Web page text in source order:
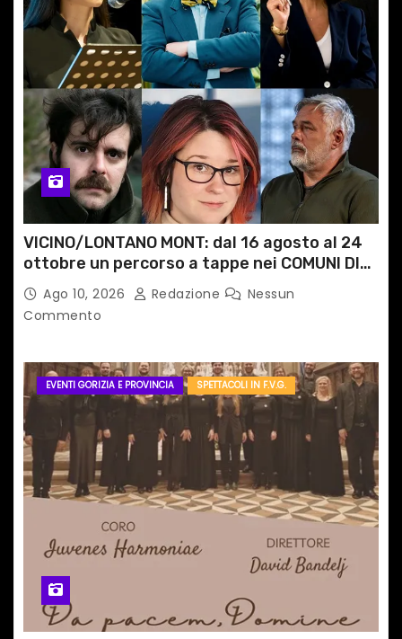
t
c
o
l
VICINO/LONTANO MONT: dal 16 agosto al 24
ottobre un percorso a tappe nei COMUNI DI
MONTAGNA DEL FVG
Ago 10, 2026 Redazione
Nessun
Commento
EVENTI GORIZIA E PROVINCIA SPETTACOLI IN F.V.G.